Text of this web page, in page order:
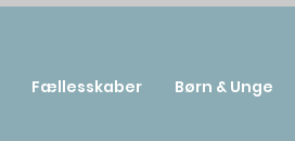
Fællesskaber Børn & Unge